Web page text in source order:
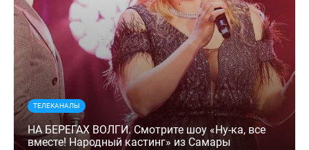
ТЕЛЕКАНАЛЫ
НА БЕРЕГАХ ВОЛГИ. Смотрите шоу «Ну-ка, все
вместе! Народный кастинг» из Самары